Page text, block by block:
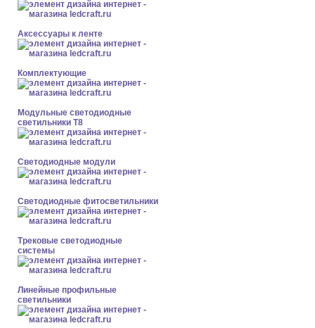
Аксессуары к ленте
Комплектующие
Модульные светодиодные
светильники Т8
Светодиодные модули
Светодиодные фитосветильники
Трековые светодиодные
системы
Линейные профильные
светильники